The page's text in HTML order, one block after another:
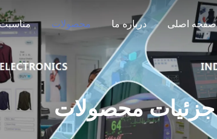
صفحه اصلی درباره ما محصولات
جزئیات محصولات